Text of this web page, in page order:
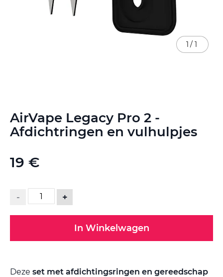
AirVape Legacy Pro 2 -
Afdichtringen en vulhulpjes
19 €
- +
In Winkelwagen
Deze set met afdichtingsringen en gereedschap
1 / 1
naar
het
begin
de
afbeeldingen-